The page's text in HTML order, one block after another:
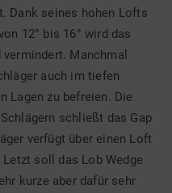
Dank seines hohen Lofts
12° bis 16° wird das
Manchmal
auch im tiefen
Lagen zu befreien. Die
schließt das Gap
verfügt über einen Loft
Letzt soll das Lob Wedge
kurze aber dafür sehr